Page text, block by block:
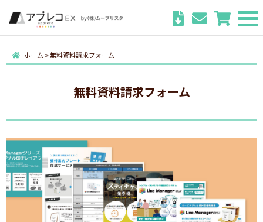
ホーム >無料資料請求フォーム
無料資料請求フォーム